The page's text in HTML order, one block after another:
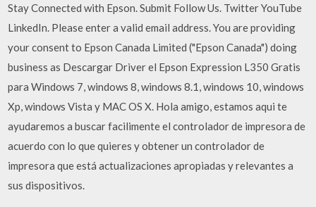
Stay Connected with Epson. Submit Follow Us. Twitter YouTube
LinkedIn. Please enter a valid email address. You are providing
your consent to Epson Canada Limited ("Epson Canada") doing
business as Descargar Driver el Epson Expression L350 Gratis
para Windows 7, windows 8, windows 8.1, windows 10, windows
Xp, windows Vista y MAC OS X. Hola amigo, estamos aqui te
ayudaremos a buscar facilimente el controlador de impresora de
acuerdo con lo que quieres y obtener un controlador de
impresora que está actualizaciones apropiadas y relevantes a
sus dispositivos.